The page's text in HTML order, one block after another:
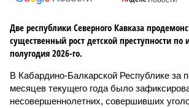
Две республики Северного Кавказа
существенный рост детской преступности по
полугодия 2026-го.
В Кабардино-Балкарской Республике за
месяцев текущего года было
несовершеннолетних, совершивших